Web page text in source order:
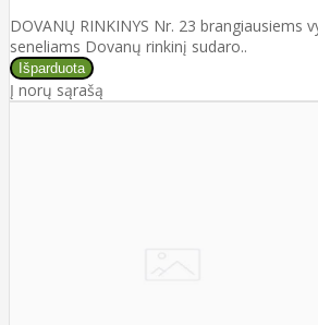
DOVANŲ RINKINYS Nr. 23 brangiausiems
seneliams Dovanų rinkinį sudaro..
Į norų sąrašą